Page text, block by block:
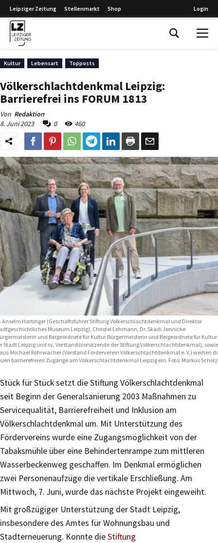
Leipziger Zeitung Stellenmarkt Shop Login
Kultur Lebensart Topposts
Völkerschlachtdenkmal Leipzig:
Barrierefrei ins FORUM 1813
Von Redaktion
8. Juni 2023
0 460
Anselm Hartinger (Geschäftsführer Stiftung Völkerschlachtdenkmal und Direktor
Museum Leipzig), Christel Lehmann, Dr. Skadi Jennicke
und Beigeordnete für Kultur Bürgermeisterin und Beigeordnete für Kultur
Stadt Leipzig und sv. Vorstandsvorsitzende der Stiftung Völkerschlachtdenkmal), sowie
Michael Rohrwacher (Vorstand Förderverein Völkerschlachtdenkmal e. V.) weihen
barrierefreien Zugänge am Völkerschlachtdenkmal Leipzig ein. Foto: Markus Scholz
Stück für Stück setzt die Stiftung Völkerschlachtdenkmal
seit Beginn der Generalsanierung 2003 Maßnahmen zu
Servicequalität, Barrierefreiheit und Inklusion am
Völkerschlachtdenkmal um. Mit Unterstützung des
Fördervereins wurde eine Zugangsmöglichkeit von der
Tabaksmühle über eine Behindertenrampe zum mittleren
Wasserbeckenweg geschaffen. Im Denkmal ermöglichen
zwei Personenaufzüge die vertikale Erschließung. Am
Mittwoch, 7. Juni, wurde das nächste Projekt eingeweiht.
Mit großzügiger Unterstützung der Stadt Leipzig,
insbesondere des Amtes für Wohnungsbau und
Stadterneuerung. Konnte dieStiftung